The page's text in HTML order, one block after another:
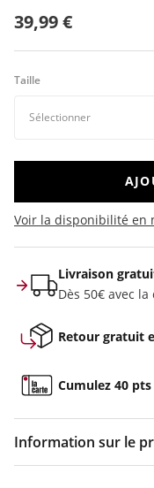
39,99 €
Taille
Voir la disponibilité en
Livraison
Dès 50€ avec
Retour gratuit
Cumulez 40
Information sur le